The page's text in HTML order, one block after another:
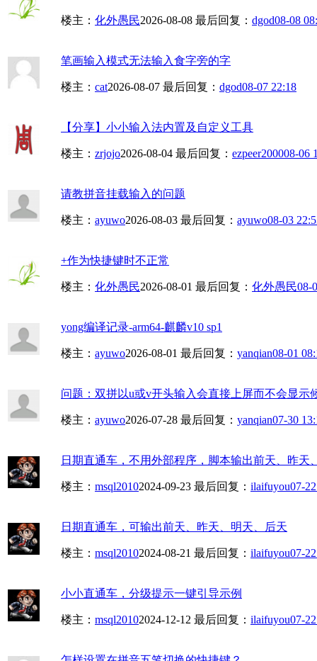
楼主： 化外愚民2026-08-08 最后回复： dgod08-08
笔画输入模式无法输入食字旁的字
楼主： cat2026-08-07 最后回复： dgod08-07 22:18
【分享】小小输入法内置及自定义工具
楼主： zrjojo2026-08-04 最后回复： ezpeer200008-06
请教拼音挂载输入的问题
楼主： ayuwo2026-08-03 最后回复： ayuwo08-03
+作为快捷键时不正常
楼主： 化外愚民2026-08-01 最后回复： 化外愚民08-
yong编译记录-arm64-麒麟v10 sp1
楼主： ayuwo2026-08-01 最后回复： yanqian08-01
问题：双拼以u或v开头输入会直接上屏而不会显示
楼主： ayuwo2026-07-28 最后回复： yanqian07-30
日期直通车，不用外部程序，脚本输出前天、昨天
楼主： msql20102024-09-23 最后回复： ilaifuyou07-
日期直通车，可输出前天、昨天、明天、后天
楼主： msql20102024-08-21 最后回复： ilaifuyou07-
小小直通车，分级提示一键引导示例
楼主： msql20102024-12-12 最后回复： ilaifuyou07-